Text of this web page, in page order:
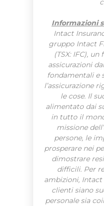
Informazioni
Intact
gruppo Intact
(TSX: IFC),
assicurazioni
fondamentali e
l’assicurazione
le cose. Il
alimentato dai
in tutto il
missione
persone, le
prosperare nei
dimostrare
difficili. Per
ambizioni,
clienti siano
personale sia